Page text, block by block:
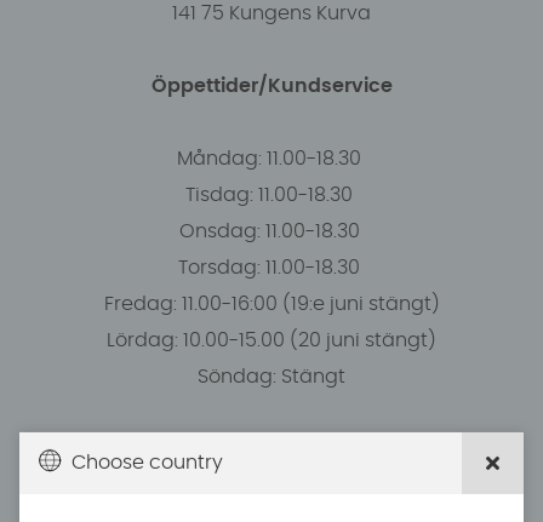
141 75 Kungens Kurva
Öppettider/Kundservice
Måndag: 11.00-18.30
Tisdag: 11.00-18.30
Onsdag: 11.00-18.30
Torsdag: 11.00-18.30
Fredag: 11.00-16:00 (19:e juni stängt)
Lördag: 10.00-15.00 (20 juni stängt)
Söndag: Stängt
Du kan hämta ordrar efter överenskommelse från
Choose country